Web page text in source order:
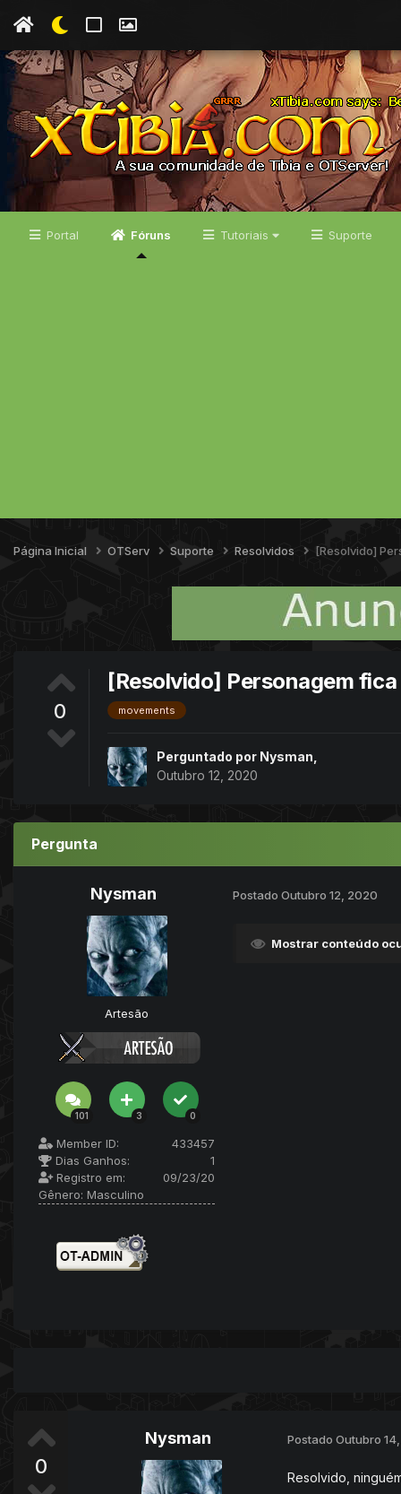
Portal Fóruns Tutoriais Suporte
Página Inicial OTServ Suporte Resolvidos [Resolvido]
0
[Resolvido] Personagem
movements
Perguntado por Nysman
Outubro 12, 2020
Pergunta
Nysman
Artesão
101 3 0
Member ID:
433457
Dias Ganhos:
1
Registro em:
09/23/20
Gênero: Masculino
Postado Outubro 12, 2020
Mostrar conteúdo
0
Nysman Postado Outubro
Resolvido,